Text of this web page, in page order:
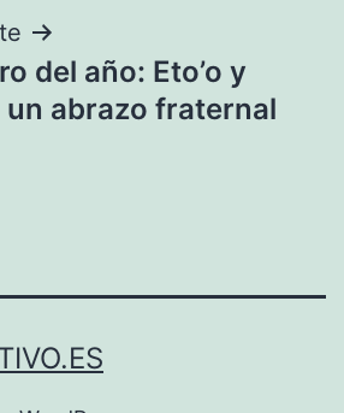
del año: Eto’o y
un abrazo fraternal